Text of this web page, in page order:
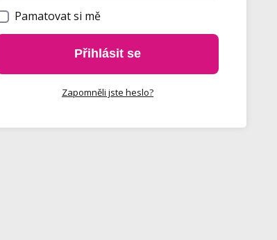
Pamatovat si mě
Přihlásit se
Zapomněli jste heslo?